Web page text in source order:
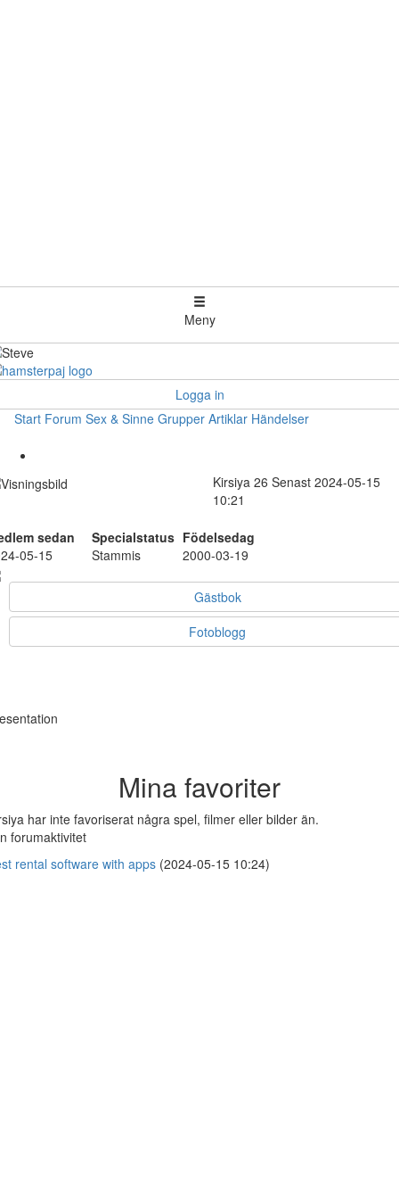
Meny
Logga in
Start Forum Sex & Sinne Grupper Artiklar Händelser
Kirsiya 26 Senast 2024-05-15
10:21
sedan Specialstatus Födelsedag
05-15
Stammis 2000-03-19
Gästbok
Fotoblogg
Mina favoriter
har inte favoriserat några spel, filmer eller bilder än.
forumaktivitet
rental software with apps (2024-05-15 10:24)